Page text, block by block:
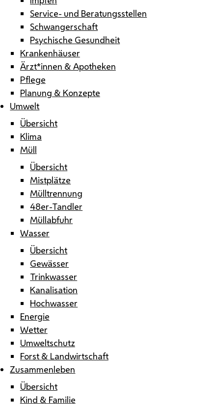
Service- und Beratungsstellen
Schwangerschaft
Psychische Gesundheit
Krankenhäuser
Ärzt*innen & Apotheken
Pflege
Planung & Konzepte
Umwelt
Übersicht
Klima
Müll
Übersicht
Mistplätze
Mülltrennung
48er-Tandler
Müllabfuhr
Wasser
Übersicht
Gewässer
Trinkwasser
Kanalisation
Hochwasser
Energie
Wetter
Umweltschutz
Forst & Landwirtschaft
Zusammenleben
Übersicht
Kind & Familie